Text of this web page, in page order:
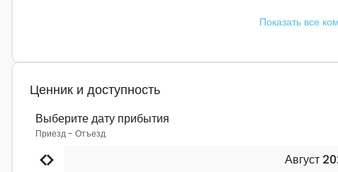
Показать все
Ценник и доступность
Выберите дату прибытия
Приезд- Отъезд
Август